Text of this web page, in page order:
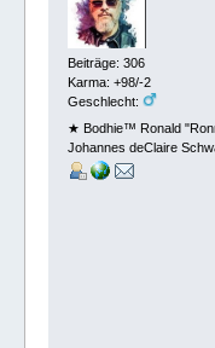
Beiträge: 306
Karma: +98/-2
Geschlecht:
★ Bodhie™ Ronald
Johannes deClaire